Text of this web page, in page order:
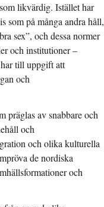
likvärdig. Istället har
som på många andra håll,
sex”, och dessa normer
och institutioner –
till uppgift att
och
präglas av snabbare och
och
och olika kulturella
de nordiska
och